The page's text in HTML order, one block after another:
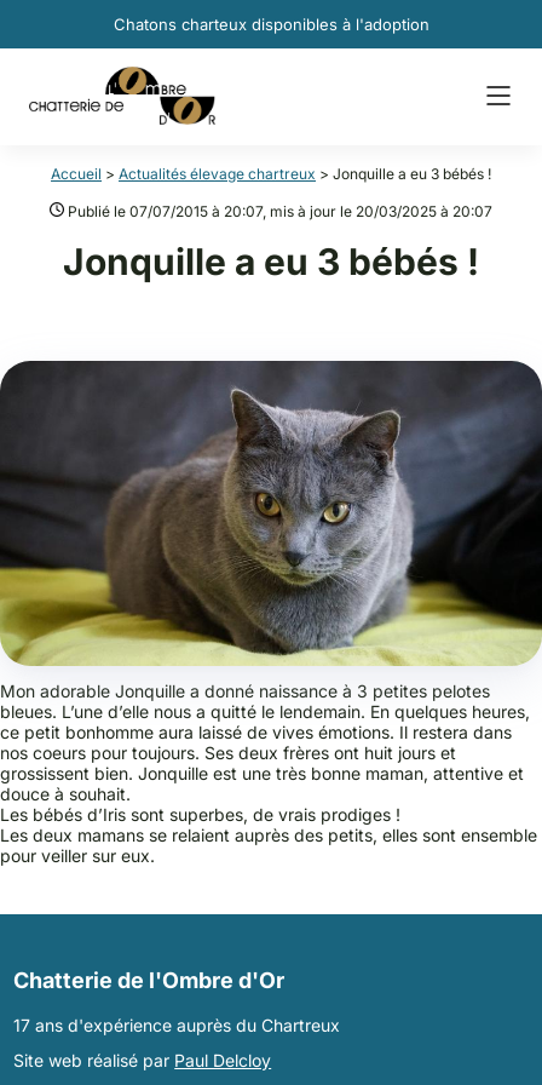
Chatons charteux disponibles à l'adoption
Accueil Actualités élevage chartreux Jonquille a eu 3 bébés !
Publié le 07/07/2015 à 20:07, mis à jour le 20/03/2025 à 20:07
Jonquille a eu 3 bébés !
Mon adorable Jonquille a donné naissance à 3 petites pelotes
bleues. L’une d’elle nous a quitté le lendemain. En quelques heures,
ce petit bonhomme aura laissé de vives émotions. Il restera dans
nos coeurs pour toujours. Ses deux frères ont huit jours et
grossissent bien. Jonquille est une très bonne maman, attentive et
douce à souhait.
Les bébés d’Iris sont superbes, de vrais prodiges !
Les deux mamans se relaient auprès des petits, elles sont ensemble
pour veiller sur eux.
Chatterie de l'Ombre d'Or
17 ans d'expérience auprès du Chartreux
Site web réalisé par Paul Delcloy